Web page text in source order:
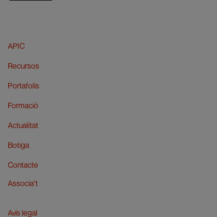
APIC
Recursos
Portafolis
Formació
Actualitat
Botiga
Contacte
Associa’t
Avís legal